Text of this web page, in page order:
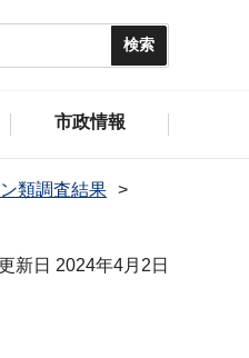
市政情報
類調査結果
新日 2024年4月2日